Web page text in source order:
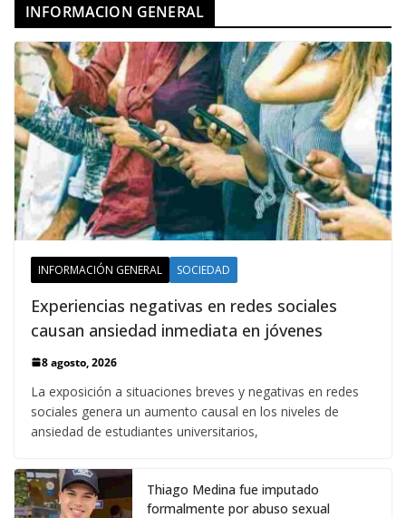
INFORMACION GENERAL
INFORMACIÓN GENERAL SOCIEDAD
Experiencias negativas en redes sociales
causan ansiedad inmediata en jóvenes
8 agosto, 2026
La exposición a situaciones breves y negativas en redes
sociales genera un aumento causal en los niveles de
ansiedad de estudiantes universitarios,
Thiago Medina fue imputado
formalmente por abuso sexual